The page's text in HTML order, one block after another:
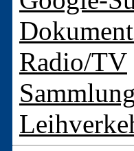
Radio/TV